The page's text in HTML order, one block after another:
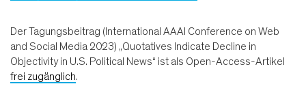
Der Tagungsbeitrag (International AAAI Conference on Web
and Social Media 2023) „Quotatives Indicate Decline in
Objectivity in U.S. Political News“ ist als Open-Access-Artikel
frei zugänglich.